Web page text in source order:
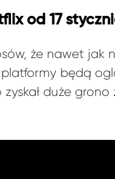
od 17
że nawet jak
będą
duże